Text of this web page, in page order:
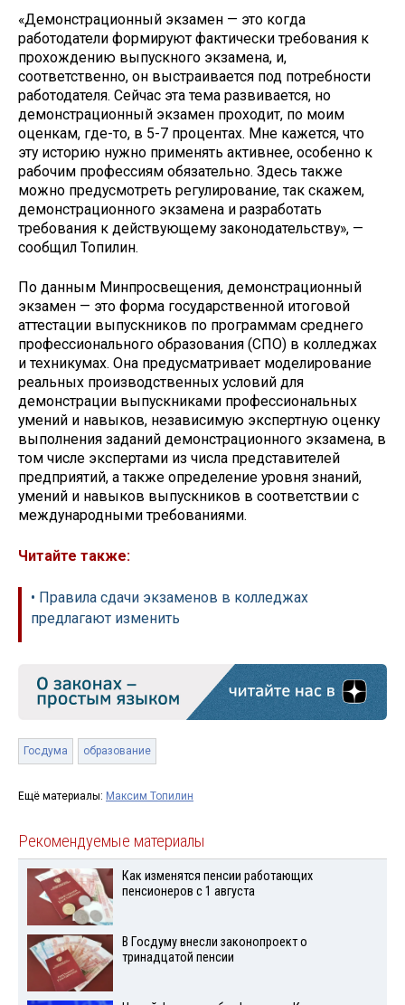
«Демонстрационный экзамен — это когда
работодатели формируют фактически требования к
прохождению выпускного экзамена, и,
соответственно, он выстраивается под потребности
работодателя. Сейчас эта тема развивается, но
демонстрационный экзамен проходит, по моим
оценкам, где-то, в 5-7 процентах. Мне кажется, что
эту историю нужно применять активнее, особенно к
рабочим профессиям обязательно. Здесь также
можно предусмотреть регулирование, так скажем,
демонстрационного экзамена и разработать
требования к действующему законодательству», —
сообщил Топилин.
По данным Минпросвещения, демонстрационный
экзамен — это форма государственной итоговой
аттестации выпускников по программам среднего
профессионального образования (СПО) в колледжах
и техникумах. Она предусматривает моделирование
реальных производственных условий для
демонстрации выпускниками профессиональных
умений и навыков, независимую экспертную оценку
выполнения заданий демонстрационного экзамена, в
том числе экспертами из числа представителей
предприятий, а также определение уровня знаний,
умений и навыков выпускников в соответствии с
международными требованиями.
Читайте также:
• Правила сдачи экзаменов в колледжах
предлагают изменить
Госдума образование
Ещё материалы: Максим Топилин
Рекомендуемые материалы
Как изменятся пенсии работающих
пенсионеров с 1 августа
В Госдуму внесли законопроект о
тринадцатой пенсии